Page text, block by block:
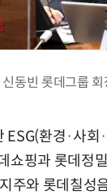
신동빈 롯데그룹 회
ESG(환경·사회
쇼핑과 롯데정
주와 롯데칠성